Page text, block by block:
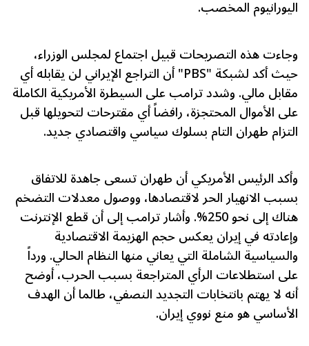
اليورانيوم المخصب.
وجاءت هذه التصريحات قبيل اجتماع لمجلس الوزراء،
حيث أكد لشبكة "PBS" أن التراجع الإيراني لن يقابله أي
مقابل مالي. وشدد ترامب على السيطرة الأمريكية الكاملة
على الأموال المحتجزة، رافضاً أي مقترحات لتحويلها قبل
التزام طهران التام بسلوك سياسي واقتصادي جديد.
وأكد الرئيس الأمريكي أن طهران تسعى جاهدة للاتفاق
بسبب الانهيار الحر لاقتصادها، ووصول معدلات التضخم
هناك إلى نحو 250%. وأشار ترامب إلى أن قطع الإنترنت
وإعادته في إيران يعكس حجم الهزيمة الاقتصادية
والسياسية الشاملة التي يعاني منها النظام الحالي. ورداً
على استطلاعات الرأي المتراجعة بسبب الحرب، أوضح
أنه لا يهتم بانتخابات التجديد النصفي، طالما أن الهدف
الأساسي هو منع نووي إيران.